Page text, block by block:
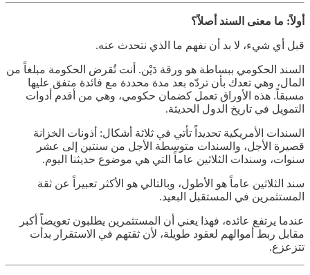
أولاً: ما معنى السند أصلاً؟
قبل أي شيء، لا بد أن نفهم ما الذي نتحدث عنه.
السند الحكومي ببساطة هو ورقة دَيْن. أنت تُقرض الحكومة مبلغاً من
المال، وهي تعدك بأن تردّه بعد مدة محددة مع فائدة متفق عليها
مسبقاً. هذه الأوراق تعمل كضمان حكومي، وهي من أقدم أدوات
التمويل في تاريخ الدول الحديثة.
السندات الأمريكية تحديداً تأتي في ثلاثة أشكال: أذونات الخزانة
قصيرة الأجل، والسندات متوسطة الأجل من سنتين إلى عشر
سنوات، وسندات الثلاثين عاماً التي هي موضوع حديثنا اليوم.
سند الثلاثين عاماً هو الأطول، وبالتالي هو الأكثر تعبيراً عن ثقة
المستثمرين في المستقبل البعيد.
عندما يرتفع عائده، فهذا يعني أن المستثمرين يطلبون تعويضاً أكبر
مقابل ربط أموالهم لعقود طويلة، لأن ثقتهم في الاستقرار بدأت
تتزعزع.